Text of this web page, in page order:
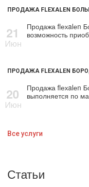
ПРОДАЖА FLEXALEN
21
Июн
Продажа flехalеn
возможность
ПРОДАЖА FLEXALEN
20
Июн
Продажа flехalеn
выполняется по
Все услуги
Статьи